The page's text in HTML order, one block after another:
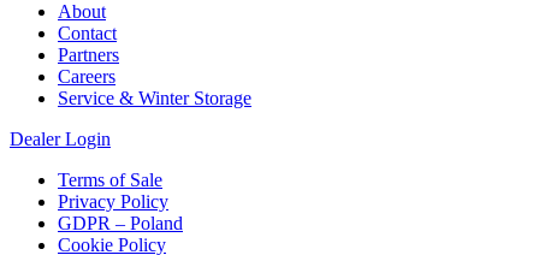
About
Contact
Partners
Careers
Service & Winter Storage
Dealer Login
Terms of Sale
Privacy Policy
GDPR – Poland
Cookie Policy